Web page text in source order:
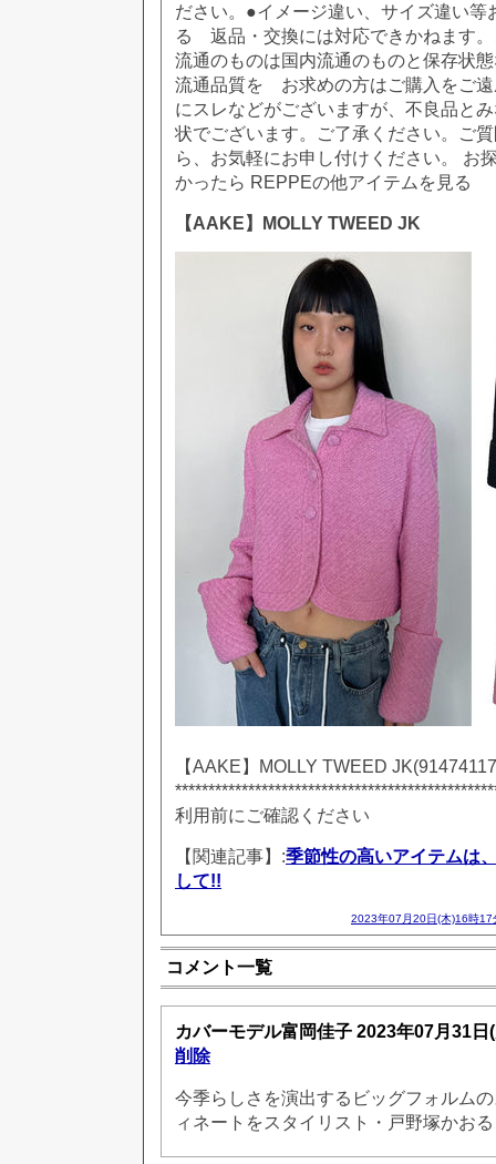
ださい。●イメージ違い、サイズ違い等
る 返品・交換には対応できかねます
流通のものは国内流通のものと保存状
流通品質を お求めの方はご購入をご
にスレなどがございますが、不良品と
状でございます。ご了承ください。ご
ら、お気軽にお申し付けください。 お
かったら REPPEの他アイテムを見る
【AAKE】MOLLY TWEED JK
【AAKE】MOLLY TWEED
利用前にご確認ください
【関連記事】:季節性の高いアイテムは
して!!
2023年07月20日(木)16時17
コメント一覧
カバーモデル富岡佳子 2023年07月31
削除
今季らしさを演出するビッグフォルム
ィネートをスタイリスト・戸野塚かお